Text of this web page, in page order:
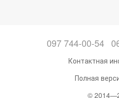
097 744-00-54
Контактная
Полная
©